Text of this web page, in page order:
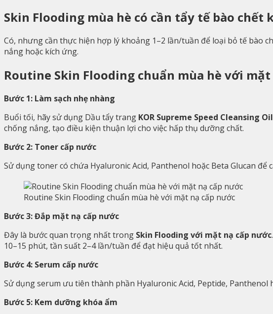
Skin Flooding mùa hè có cần tẩy tế bào chết
Có, nhưng cần thực hiện hợp lý khoảng 1–2 lần/tuần để loại bỏ tế bào
nắng hoặc kích ứng.
Routine Skin Flooding chuẩn mùa hè với
Bước 1: Làm sạch nhẹ nhàng
Buổi tối, hãy sử dụng Dầu tẩy trang KOR Supreme Speed Cleansing Oil
chống nắng, tạo điều kiện thuận lợi cho việc hấp thụ dưỡng chất.
Bước 2: Toner cấp nước
Sử dụng toner có chứa Hyaluronic Acid, Panthenol hoặc Beta Glucan để
Routine Skin Flooding chuẩn mùa hè với mặt nạ cấp nước
Bước 3: Đắp mặt nạ cấp nước
Đây là bước quan trọng nhất trong Skin Flooding với mặt nạ cấp nước
10–15 phút, tần suất 2–4 lần/tuần để đạt hiệu quả tốt nhất.
Bước 4: Serum cấp nước
Sử dụng serum ưu tiên thành phần Hyaluronic Acid, Peptide, Panthenol
Bước 5: Kem dưỡng khóa ẩm